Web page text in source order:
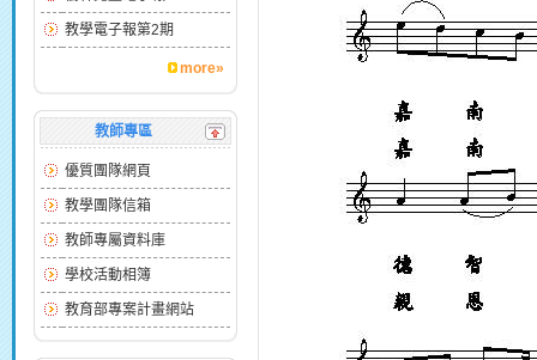
教學電子報第2期
more»
教師專區
優質團隊網頁
教學團隊信箱
教師專屬資料庫
學校活動相簿
教育部專案計畫網站